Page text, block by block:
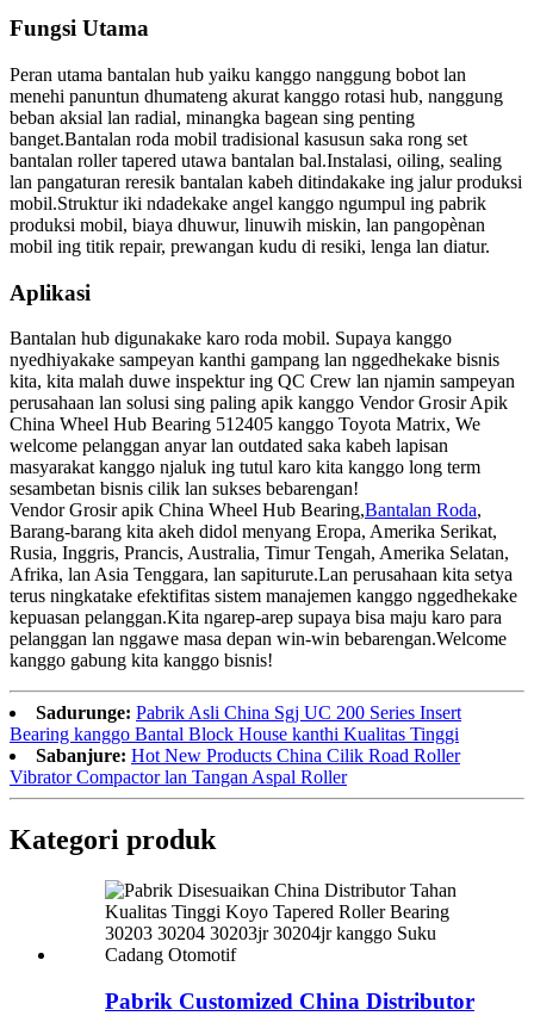
Fungsi Utama
Peran utama bantalan hub yaiku kanggo nanggung bobot lan
menehi panuntun dhumateng akurat kanggo rotasi hub, nanggung
beban aksial lan radial, minangka bagean sing penting
banget.Bantalan roda mobil tradisional kasusun saka rong set
bantalan roller tapered utawa bantalan bal.Instalasi, oiling, sealing
lan pangaturan reresik bantalan kabeh ditindakake ing jalur produksi
mobil.Struktur iki ndadekake angel kanggo ngumpul ing pabrik
produksi mobil, biaya dhuwur, linuwih miskin, lan pangopènan
mobil ing titik repair, prewangan kudu di resiki, lenga lan diatur.
Aplikasi
Bantalan hub digunakake karo roda mobil. Supaya kanggo
nyedhiyakake sampeyan kanthi gampang lan nggedhekake bisnis
kita, kita malah duwe inspektur ing QC Crew lan njamin sampeyan
perusahaan lan solusi sing paling apik kanggo Vendor Grosir Apik
China Wheel Hub Bearing 512405 kanggo Toyota Matrix, We
welcome pelanggan anyar lan outdated saka kabeh lapisan
masyarakat kanggo njaluk ing tutul karo kita kanggo long term
sesambetan bisnis cilik lan sukses bebarengan!
Vendor Grosir apik China Wheel Hub Bearing,Bantalan Roda,
Barang-barang kita akeh didol menyang Eropa, Amerika Serikat,
Rusia, Inggris, Prancis, Australia, Timur Tengah, Amerika Selatan,
Afrika, lan Asia Tenggara, lan sapiturute.Lan perusahaan kita setya
terus ningkatake efektifitas sistem manajemen kanggo nggedhekake
kepuasan pelanggan.Kita ngarep-arep supaya bisa maju karo para
pelanggan lan nggawe masa depan win-win bebarengan.Welcome
kanggo gabung kita kanggo bisnis!
Sadurunge: Pabrik Asli China Sgj UC 200 Series Insert
Bearing kanggo Bantal Block House kanthi Kualitas Tinggi
Sabanjure: Hot New Products China Cilik Road Roller
Vibrator Compactor lan Tangan Aspal Roller
Kategori produk
Pabrik Customized China Distributor